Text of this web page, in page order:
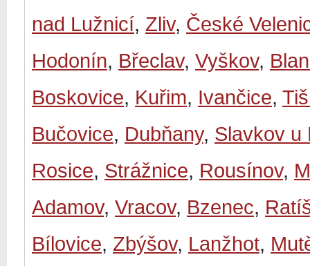
nad Lužnicí, Zliv, České
Hodonín, Břeclav, Vyškov,
Boskovice, Kuřim, Ivančice,
Bučovice, Dubňany, Slavkov u
Rosice, Strážnice, Rousínov,
Adamov, Vracov, Bzenec,
Bílovice, Zbýšov, Lanžhot,